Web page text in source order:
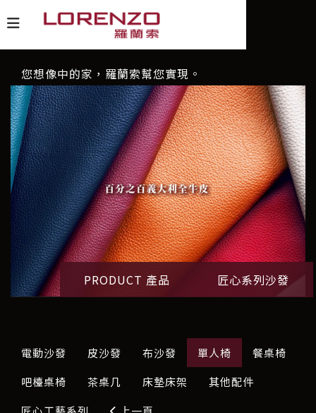
您想像中的家，羅蘭索幫您實現。
PRODUCT 產品 匠心系列沙發
電動沙發 皮沙發 布沙發 單人椅
餐桌椅
吧檯桌椅
茶桌几 床墊床架
其他配件